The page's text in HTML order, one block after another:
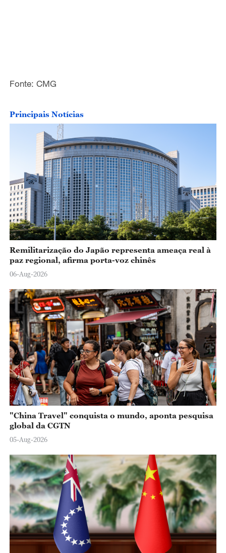
Fonte: CMG
Principais Notícias
Remilitarização do Japão representa ameaça real à
paz regional, afirma porta-voz chinês
06-Aug-2026
"China Travel" conquista o mundo, aponta pesquisa
global da CGTN
05-Aug-2026